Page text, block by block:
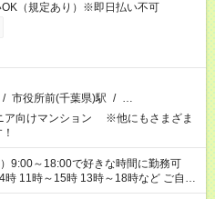
（規定あり）※即日払い不可
/ 市役所前(千葉県)駅 / …
ア向けマンション ※他にもさまざま
9:00～18:00で好きな時間に勤務可
時 11時～15時 13時～18時など ご自身
間をご相談ください！ ★家庭の都合